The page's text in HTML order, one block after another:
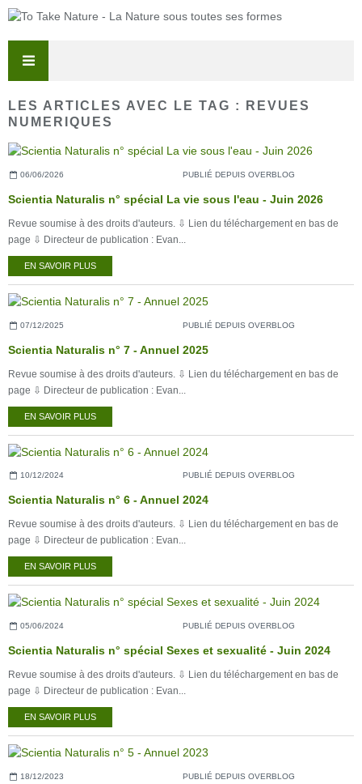
LES ARTICLES AVEC LE TAG : REVUES
NUMERIQUES
06/06/2026 PUBLIÉ DEPUIS OVERBLOG
Scientia Naturalis n° spécial La vie sous l'eau - Juin 2026
Revue soumise à des droits d'auteurs. ⇩ Lien du téléchargement en bas de
page ⇩ Directeur de publication : Evan...
EN SAVOIR PLUS
07/12/2025 PUBLIÉ DEPUIS OVERBLOG
Scientia Naturalis n° 7 - Annuel 2025
Revue soumise à des droits d'auteurs. ⇩ Lien du téléchargement en bas de
page ⇩ Directeur de publication : Evan...
EN SAVOIR PLUS
10/12/2024 PUBLIÉ DEPUIS OVERBLOG
Scientia Naturalis n° 6 - Annuel 2024
Revue soumise à des droits d'auteurs. ⇩ Lien du téléchargement en bas de
page ⇩ Directeur de publication : Evan...
EN SAVOIR PLUS
05/06/2024 PUBLIÉ DEPUIS OVERBLOG
Scientia Naturalis n° spécial Sexes et sexualité - Juin 2024
Revue soumise à des droits d'auteurs. ⇩ Lien du téléchargement en bas de
page ⇩ Directeur de publication : Evan...
EN SAVOIR PLUS
18/12/2023 PUBLIÉ DEPUIS OVERBLOG